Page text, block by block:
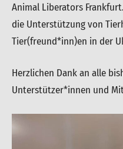
Animal Liberators
die Unterstützung von
Tier(freund*inn)en in der
Herzlichen Dank an alle
Unterstützer*innen und